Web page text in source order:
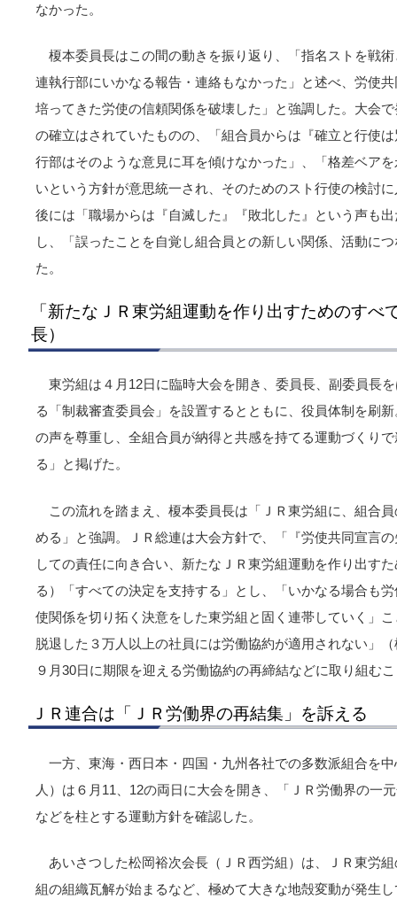
なかった。
榎本委員長はこの間の動きを振り返り、「指名ストを戦
連執行部にいかなる報告・連絡もなかった」と述べ、労使
培ってきた労使の信頼関係を破壊した」と強調した。大会
の確立はされていたものの、「組合員からは『確立と行使
行部はそのような意見に耳を傾けなかった」、「格差ベア
いという方針が意思統一され、そのためのスト行使の検討
後には「職場からは『自滅した』『敗北した』という声も
し、「誤ったことを自覚し組合員との新しい関係、活動に
た。
「新たなＪＲ東労組運動を作り出すためのすべ
長）
東労組は４月12日に臨時大会を開き、委員長、副委員長
る「制裁審査委員会」を設置するとともに、役員体制を刷
の声を尊重し、全組合員が納得と共感を持てる運動づくり
る」と掲げた。
この流れを踏まえ、榎本委員長は「ＪＲ東労組に、組合
める」と強調。ＪＲ総連は大会方針で、「『労使共同宣言
しての責任に向き合い、新たなＪＲ東労組運動を作り出す
る）「すべての決定を支持する」とし、「いかなる場合も
使関係を切り拓く決意をした東労組と固く連帯していく」
脱退した３万人以上の社員には労働協約が適用されない」
９月30日に期限を迎える労働協約の再締結などに取り組む
ＪＲ連合は「ＪＲ労働界の再結集」を訴える
一方、東海・西日本・四国・九州各社での多数派組合を
人）は６月11、12の両日に大会を開き、「ＪＲ労働界の一
などを柱とする運動方針を確認した。
あいさつした松岡裕次会長（ＪＲ西労組）は、ＪＲ東労
組の組織瓦解が始まるなど、極めて大きな地殻変動が発生